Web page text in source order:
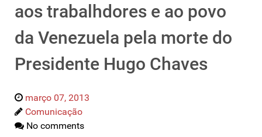
aos trabalhdores e ao povo
da Venezuela pela morte do
Presidente Hugo Chaves
março 07, 2013
Comunicação
No comments